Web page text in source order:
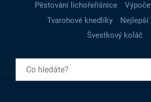
Pěstování lichořeřišnice
Tvarohové knedlíky
Nejlepší
Švestkový koláč